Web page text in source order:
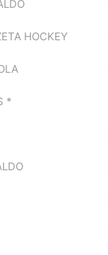
HOCKEY
*